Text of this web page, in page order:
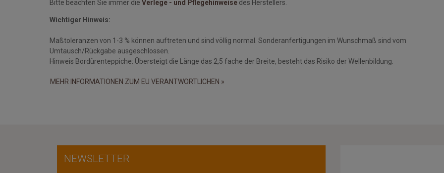
Bitte beachten Sie immer die Verlege - und Pflegehinweise des Herstellers.
Wichtiger Hinweis:
Maßtoleranzen von 1-3 % können auftreten und sind völlig normal. Sonderanfertigungen im Wunschmaß sind vom
Umtausch/Rückgabe ausgeschlossen.
Hinweis Bordürenteppiche: Übersteigt die Länge das 2,5 fache der Breite, besteht das Risiko der Wellenbildung.
MEHR INFORMATIONEN ZUM EU VERANTWORTLICHEN »
NEWSLETTER